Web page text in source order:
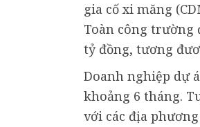
gia cố xi măng
Toàn công trường
tỷ đồng, tương
Doanh nghiệp dự
khoảng 6 tháng.
với các địa